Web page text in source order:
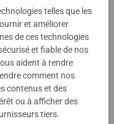
pour être adaptés
et des illustrations
de stimuler la
plus de 100 ans,
sûrs et
des petits.
fabricant
telles que les
et améliorer
de ces technologies
et fiable de nos
aident à rendre
comment nos
contenus et des
ou à afficher des
tiers.